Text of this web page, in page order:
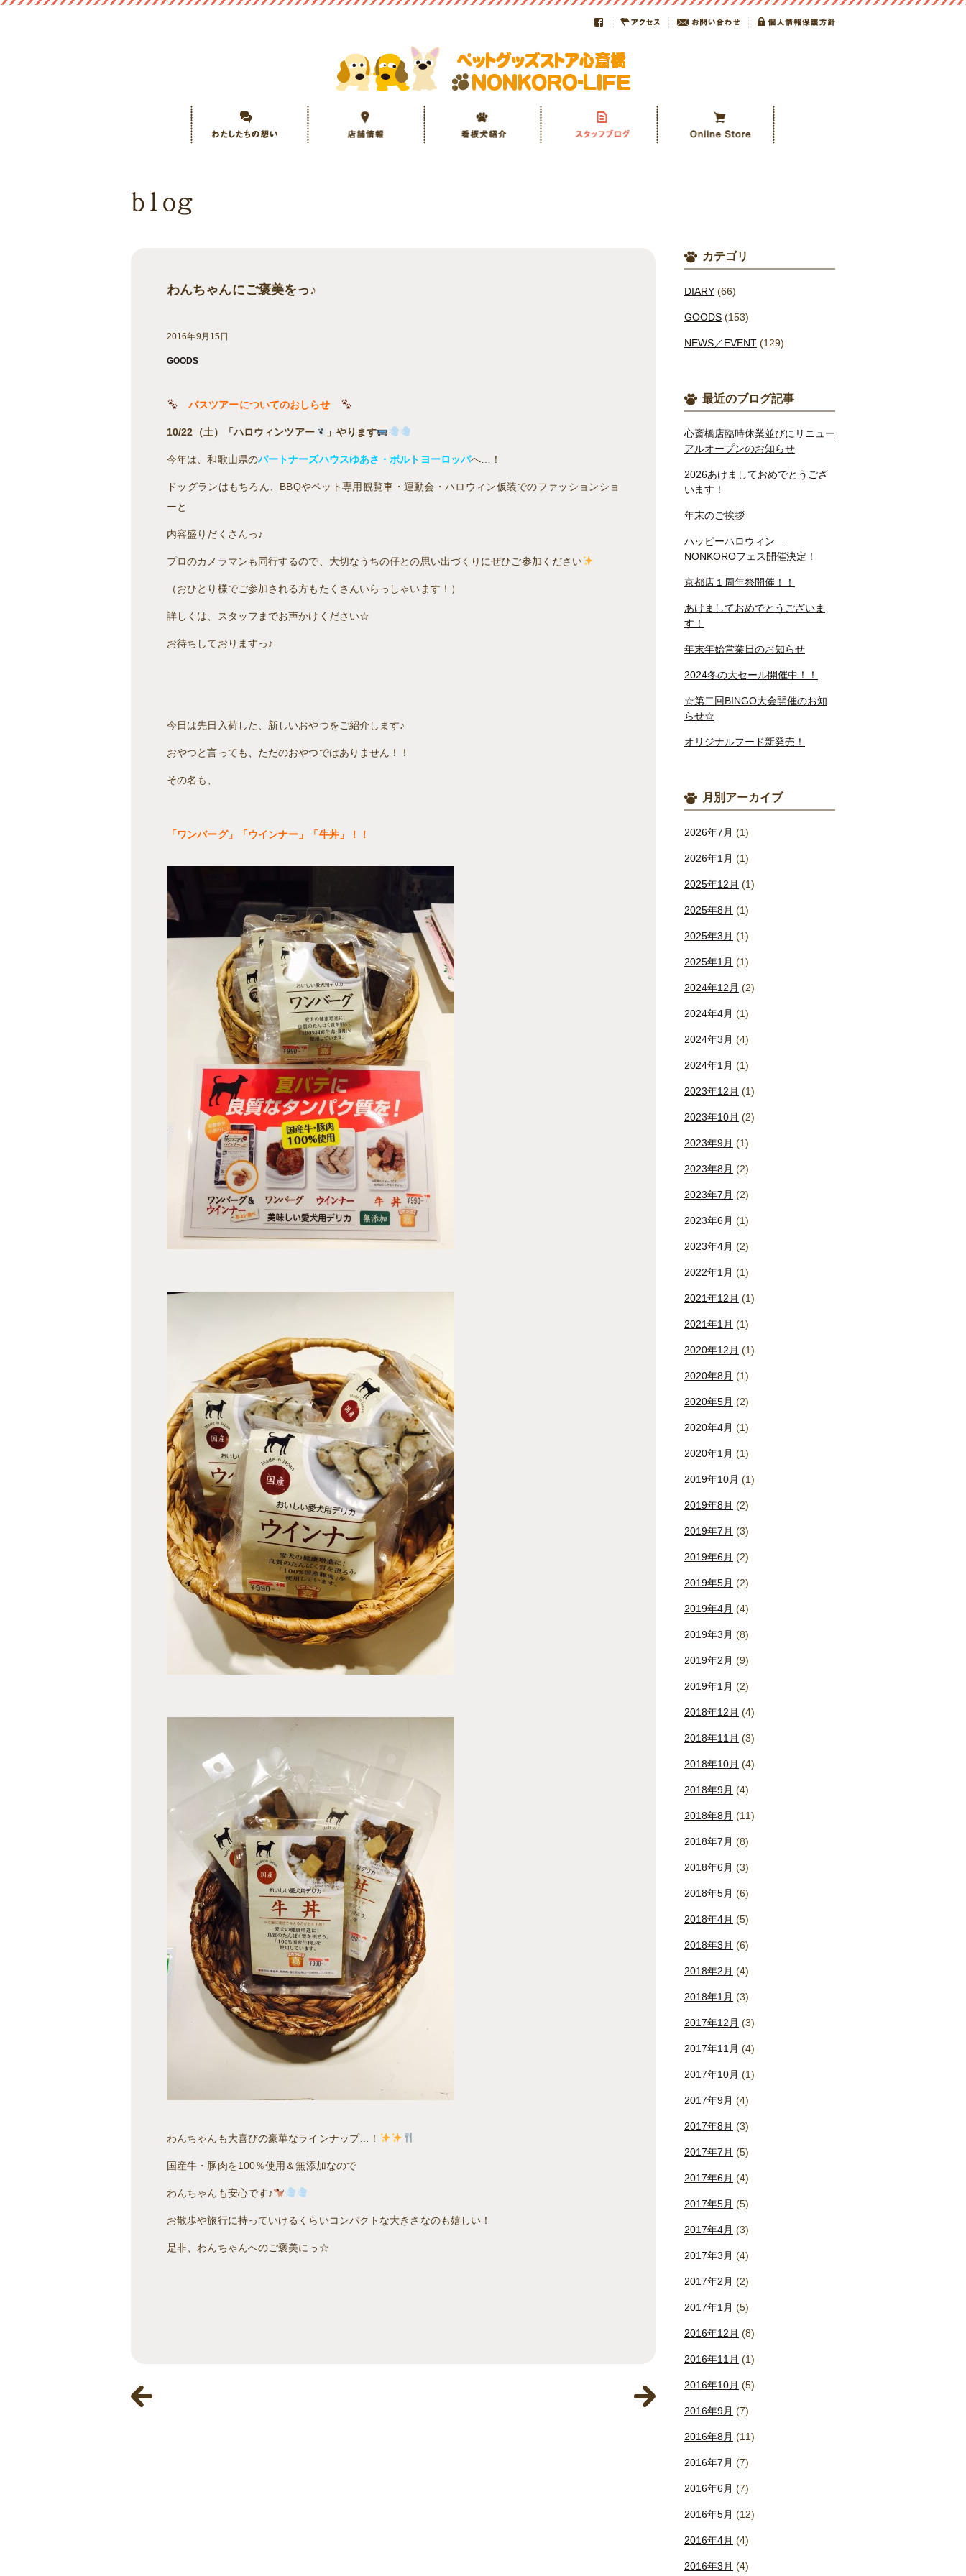
わんちゃんにご褒美をっ♪
2016年9月15日
GOODS
バスツアーについてのおしらせ
10/22（土）「ハロウィンツアー 」やります
今年は、和歌山県のパートナーズハウスゆあさ・ポルトヨーロッパへ…！
ドッグランはもちろん、BBQやペット専用観覧車・運動会・ハロウィン仮装でのファッションショ
ーと
内容盛りだくさんっ♪
プロのカメラマンも同行するので、大切なうちの仔との思い出づくりにぜひご参加ください
（おひとり様でご参加される方もたくさんいらっしゃいます！）
詳しくは、スタッフまでお声かけください☆
お待ちしておりますっ♪
今日は先日入荷した、新しいおやつをご紹介します♪
おやつと言っても、ただのおやつではありません！！
その名も、
「ワンバーグ」「ウインナー」「牛丼」！！
わんちゃんも大喜びの豪華なラインナップ…！
国産牛・豚肉を100％使用＆無添加なので
わんちゃんも安心です♪
お散歩や旅行に持っていけるくらいコンパクトな大きさなのも嬉しい！
是非、わんちゃんへのご褒美にっ☆
カテゴリ
DIARY (66)
GOODS (153)
NEWS／EVENT (129)
最近のブログ記事
心斎橋店臨時休業並びにリニュー
アルオープンのお知らせ
2026あけましておめでとうござ
います！
年末のご挨拶
ハッピーハロウィン
NONKOROフェス開催決定！
京都店１周年祭開催！！
あけましておめでとうございま
す！
年末年始営業日のお知らせ
2024冬の大セール開催中！！
☆第二回BINGO大会開催のお知
らせ☆
オリジナルフード新発売！
月別アーカイブ
2026年7月 (1)
2026年1月 (1)
2025年12月 (1)
2025年8月 (1)
2025年3月 (1)
2025年1月 (1)
2024年12月 (2)
2024年4月 (1)
2024年3月 (4)
2024年1月 (1)
2023年12月 (1)
2023年10月 (2)
2023年9月 (1)
2023年8月 (2)
2023年7月 (2)
2023年6月 (1)
2023年4月 (2)
2022年1月 (1)
2021年12月 (1)
2021年1月 (1)
2020年12月 (1)
2020年8月 (1)
2020年5月 (2)
2020年4月 (1)
2020年1月 (1)
2019年10月 (1)
2019年8月 (2)
2019年7月 (3)
2019年6月 (2)
2019年5月 (2)
2019年4月 (4)
2019年3月 (8)
2019年2月 (9)
2019年1月 (2)
2018年12月 (4)
2018年11月 (3)
2018年10月 (4)
2018年9月 (4)
2018年8月 (11)
2018年7月 (8)
2018年6月 (3)
2018年5月 (6)
2018年4月 (5)
2018年3月 (6)
2018年2月 (4)
2018年1月 (3)
2017年12月 (3)
2017年11月 (4)
2017年10月 (1)
2017年9月 (4)
2017年8月 (3)
2017年7月 (5)
2017年6月 (4)
2017年5月 (5)
2017年4月 (3)
2017年3月 (4)
2017年2月 (2)
2017年1月 (5)
2016年12月 (8)
2016年11月 (1)
2016年10月 (5)
2016年9月 (7)
2016年8月 (11)
2016年7月 (7)
2016年6月 (7)
2016年5月 (12)
2016年4月 (4)
2016年3月 (4)